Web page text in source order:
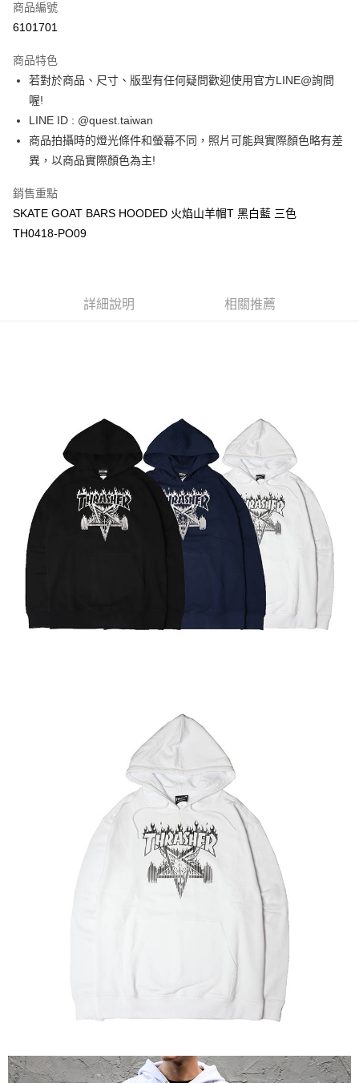
超商取貨付款
街口支付
ATM付款
運送方式
每筆NT$60，滿NT$1,500(含以上)免運費
每筆NT$80，滿NT$1,000(含以上)免運費
商品編號
6101701
商品特色
若對於商品、尺寸、版型有任何疑問歡迎使用官方LINE@詢問
喔!
LINE ID : @quest.taiwan
商品拍攝時的燈光條件和螢幕不同，照片可能與實際顏色略有差
異，以商品實際顏色為主!
銷售重點
SKATE GOAT BARS HOODED 火焰山羊帽T 黑白藍 三色
TH0418-PO09
詳細說明 相關推薦